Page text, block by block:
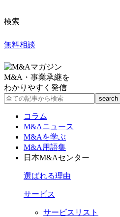
検索
無料相談
M&A・事業承継を
わかりやすく発信
コラム
M&Aニュース
M&Aを学ぶ
M&A用語集
日本M&Aセンター
選ばれる理由
サービス
サービスリスト